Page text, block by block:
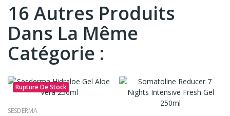
16 Autres Produits
Dans La Même
Catégorie :
Rupture De Stock
SESDERMA